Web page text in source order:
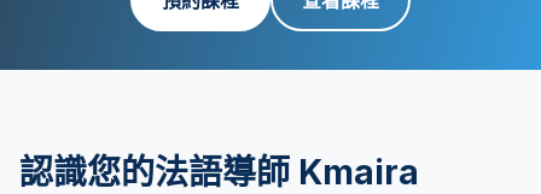
認識您的法語導師 Kmaira